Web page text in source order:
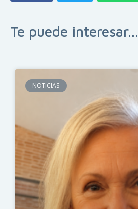
Te puede interesar...
NOTICIAS